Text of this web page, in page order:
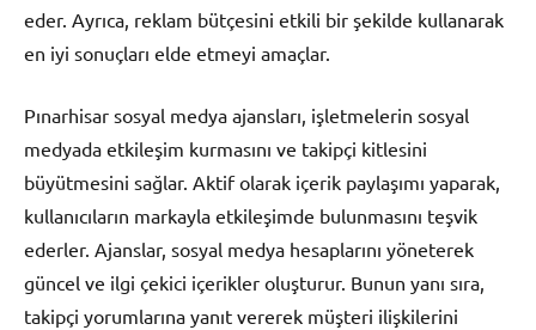
eder. Ayrıca, reklam bütçesini etkili bir şekilde kullanarak
en iyi sonuçları elde etmeyi amaçlar.
Pınarhisar sosyal medya ajansları, işletmelerin sosyal
medyada etkileşim kurmasını ve takipçi kitlesini
büyütmesini sağlar. Aktif olarak içerik paylaşımı yaparak,
kullanıcıların markayla etkileşimde bulunmasını teşvik
ederler. Ajanslar, sosyal medya hesaplarını yöneterek
güncel ve ilgi çekici içerikler oluşturur. Bunun yanı sıra,
takipçi yorumlarına yanıt vererek müşteri ilişkilerini